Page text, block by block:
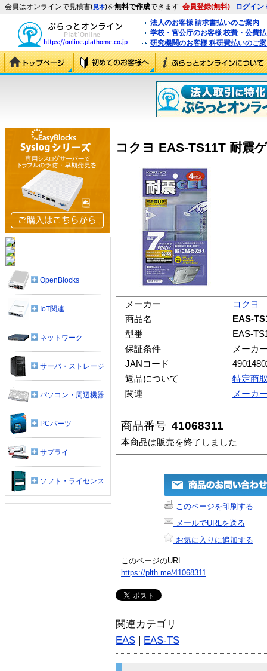
会員はオンラインで見積書(見本)を無料で作成できます 会員登録(無料) ログイン
法人のお客様 請求書払いのご案内
学校・官公庁のお客様 校費・公費
研究機関のお客様 科研費払いのご
コクヨ EAS-TS11T 耐震
メーカー
コクヨ
商品名
EAS-
型番
EAS-
保証条件
メーカ
JANコード
返品について
特定商
関連
メーカ
商品番号 41068311
本商品は販売を終了しました
このページを印刷する
メールでURLを送る
お気に入りに追加する
このページのURL
https://plth.me/41068311
関連カテゴリ
EAS | EAS-TS
OpenBlocks
IoT関連
ネットワーク
サーバ・ストレージ
パソコン・周辺機器
PCパーツ
サプライ
ソフト・ライセンス